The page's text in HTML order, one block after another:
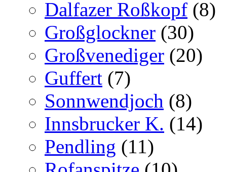
Dalfazer Roßkopf (8)
Großglockner (30)
Großvenediger (20)
Guffert (7)
Sonnwendjoch (8)
Innsbrucker K. (14)
Pendling (11)